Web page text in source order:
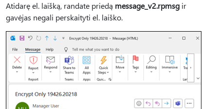
Atidarę el. laišką, randate priedą message_v2.rpmsg ir
gavėjas negali perskaityti el. laiško.